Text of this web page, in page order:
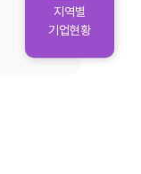
지역별
기업현황